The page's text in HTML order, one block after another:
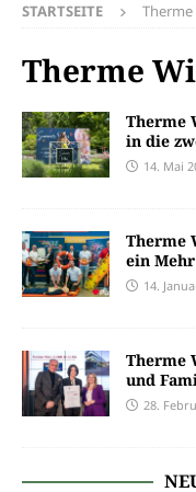
STARTSEITE Therme
Therme
Therme
in die
14. Mai
Therme
ein
14.
Therme
und
28.